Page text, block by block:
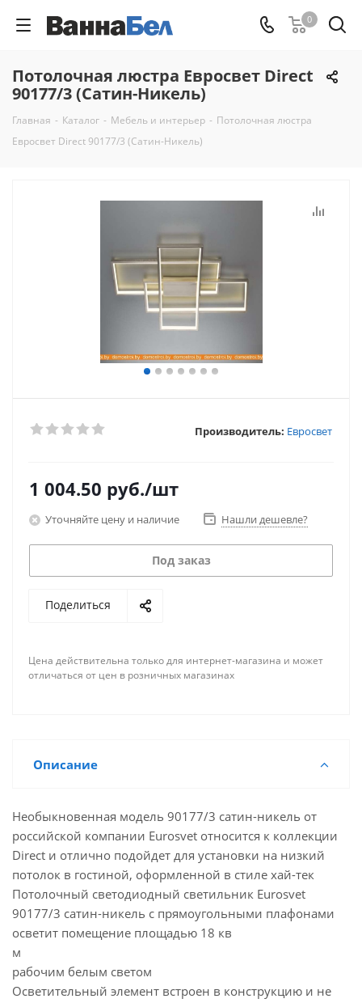
0
Потолочная люстра Евросвет Direct
90177/3 (Сатин-Никель)
Главная - Каталог - Мебель и интерьер - Потолочная люстра
Евросвет Direct 90177/3 (Сатин-Никель)
Производитель: Евросвет
1 004.50 руб./шт
Уточняйте цену и наличие Нашли дешевле?
Под заказ
Поделиться
Цена действительна только для интернет-магазина и может
отличаться от цен в розничных магазинах
Описание
Необыкновенная модель 90177/3 сатин-никель от
российской компании Eurosvet относится к коллекции
Direct и отлично подойдет для установки на низкий
потолок в гостиной, оформленной в стиле хай-тек
Потолочный светодиодный светильник Eurosvet
90177/3 сатин-никель с прямоугольными плафонами
осветит помещение площадью 18 кв
м
рабочим белым светом
Осветительный элемент встроен в конструкцию и не